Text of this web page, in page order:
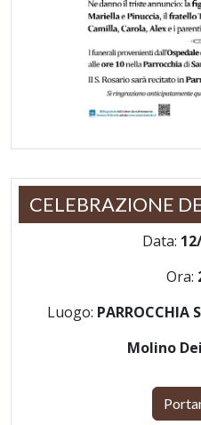
CELEBRAZIONE
Data:
Ora:
Luogo: PARROCCHIA
Molino